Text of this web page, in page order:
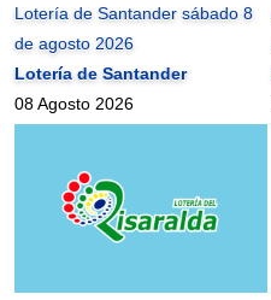
Lotería de Santander sábado 8
de agosto 2026
Lotería de Santander
08 Agosto 2026